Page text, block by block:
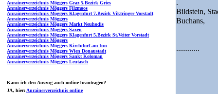
Anrainerverzeichnis Möggers Graz 5.Bezirk Gries
Anrainerverzeichnis Möggers Filzmoos
Anrainerverzeichnis Möggers Klagenfurt 7.Bezirk Viktringer Vorstadt
Anrainerverzeichnis Möggers
Anrainerverzeichnis Möggers Markt Neuhodis
Anrainerverzeichnis Möggers Saxen
Anrainerverzeichnis Möggers Klagenfurt 5.Bezirk St.Veiter Vorstadt
Anrainerverzeichnis Möggers
Anrainerverzeichnis Möggers Kirchdorf am Inn
Anrainerverzeichnis Möggers Wien Donaustadt
Anrainerverzeichnis Möggers Sankt Koloman
Anrainerverzeichnis Möggers Leutasch
Kann ich den Auszug auch online beantragen?
JA, hier: Anrainerverzeichnis online
.
Bildstein,
Buchans,
............